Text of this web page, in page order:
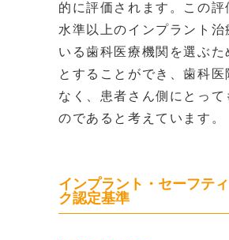
的に評価されます。この評
水準以上のインプラント治
いる歯科医療機関を選ぶた
とすることができ、歯科医
なく、患者さん側にとって
のであると考えています。
インプラント・セーフテ
ク認定基準